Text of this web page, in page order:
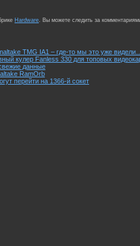
Hardware. Вы можете следить за
TMG IA1 – где-то мы это уже видели…
кулер Fanless 330 для топовых
данные
RamOrb
перейти на 1366-й сокет